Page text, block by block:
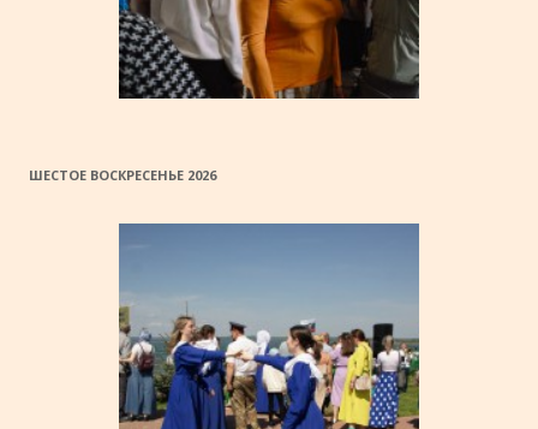
ШЕСТОЕ ВОСКРЕСЕНЬЕ 2026